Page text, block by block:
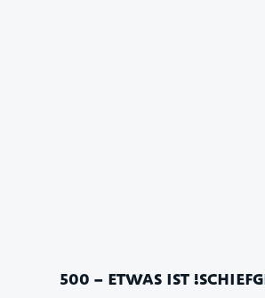
500 – ETWAS IST